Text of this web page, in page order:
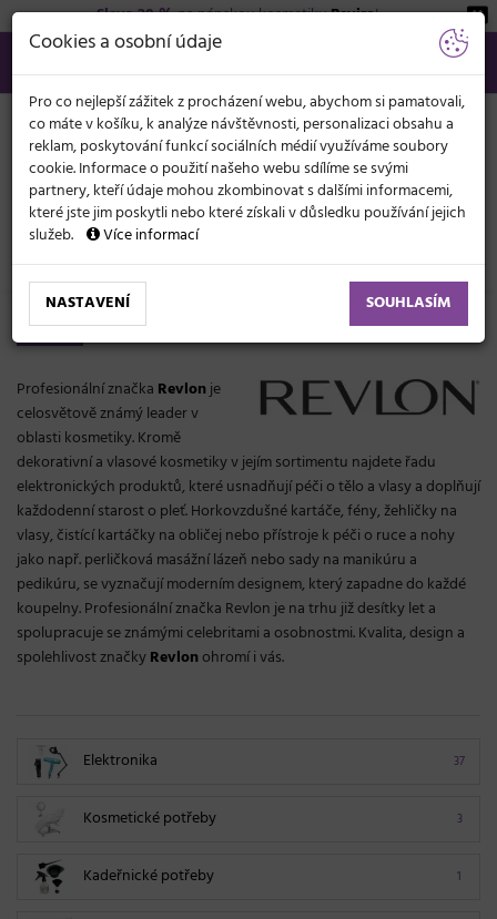
Sleva 20 %na pánskou kosmetikuBeviro!
566 440 099
info@svetkadernictvi.cz
Po−pá: 8−17
Vše o nákupu Kč
KATEGORIE
MENU
Značky Revlon
Revlon
Profesionální značka Revlonje
celosvětově známý leader v
oblasti kosmetiky. Kromě
dekorativní a vlasové kosmetiky v jejím sortimentu najdete řadu
elektronických produktů, které usnadňují péči o tělo a vlasy a doplňují
každodenní starost o pleť. Horkovzdušné kartáče, fény, žehličky na
vlasy, čistící kartáčky na obličej nebo přístroje k péči o ruce a nohy
jako např. perličková masážní lázeň nebo sady na manikúru a
pedikúru, se vyznačují moderním designem, který zapadne do každé
koupelny. Profesionální značka Revlon je na trhu již desítky let a
spolupracuje se známými celebritami a osobnostmi. Kvalita, design a
spolehlivost značkyRevlonohromí i vás.
37
Elektronika
3
Kosmetické potřeby
1
Kadeřnické potřeby
Cookies a osobní údaje
Pro co nejlepší zážitek z procházení webu, abychom si pamatovali,
co máte v košíku, k analýze návštěvnosti, personalizaci obsahu a
reklam, poskytování funkcí sociálních médií využíváme soubory
cookie. Informace o použití našeho webu sdílíme se svými
partnery, kteří údaje mohou zkombinovat s dalšími informacemi,
které jste jim poskytli nebo které získali v důsledku používání jejich
služeb.
Více informací
NASTAVENÍ SOUHLASÍM